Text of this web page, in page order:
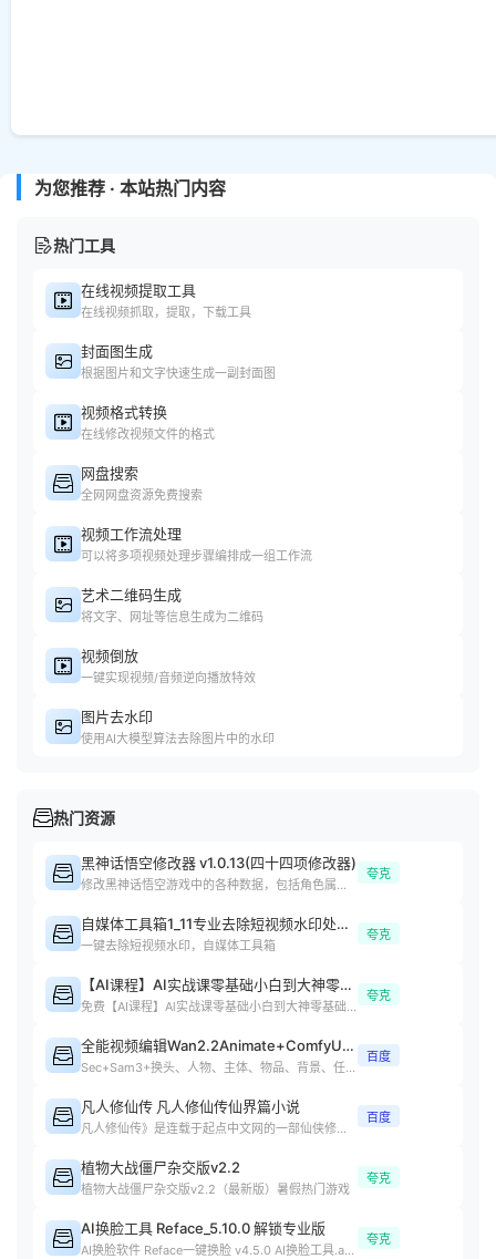
为您推荐 · 本站热门内容
热门工具
在线视频提取工具
在线视频抓取，提取，下载工具
封面图生成
根据图片和文字快速生成一副封面图
视频格式转换
在线修改视频文件的格式
网盘搜索
全网网盘资源免费搜索
视频工作流处理
可以将多项视频处理步骤编排成一组工作流
艺术二维码生成
将文字、网址等信息生成为二维码
视频倒放
一键实现视频/音频逆向播放特效
图片去水印
使用AI大模型算法去除图片中的水印
热门资源
黑神话悟空修改器 v1.0.13(四十四项修改器)
修改黑神话悟空游戏中的各种数据，包括角色属性、装备等
夸克
自媒体工具箱1_11专业去除短视频水印处理短视频
一键去除短视频水印，自媒体工具箱
夸克
【AI课程】AI实战课零基础小白到大神零基础
免费【AI课程】Al实战课零基础小白到大神零基础小白课程下载
夸克
全能视频编辑Wan2.2Animate+ComfyUI整合包4.0
Sec+Sam3+换头、人物、主体、物品、背景、任意元素替换、动作复制
百度
凡人修仙传 凡人修仙传仙界篇小说
凡人修仙传》是连载于起点中文网的一部仙侠修真小说，作者是忘语
百度
植物大战僵尸杂交版v2.2
植物大战僵尸杂交版v2.2（最新版）暑假热门游戏
夸克
AI换脸工具 Reface_5.10.0 解锁专业版
AI换脸软件 Reface一键换脸 v4.5.0 AI换脸工具.apk
夸克